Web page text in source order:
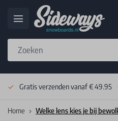
Gratis verzenden vanaf € 49.95
Home Welke lens kies je bij